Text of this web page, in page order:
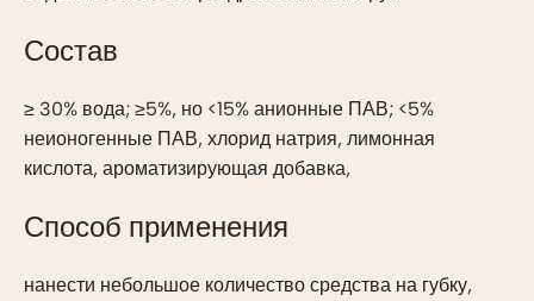
Состав
≥ 30% вода; ≥5%, но <15% анионные ПАВ; <5%
неионогенные ПАВ, хлорид натрия, лимонная
кислота, ароматизирующая добавка,
Способ применения
нанести небольшое количество средства на губку,